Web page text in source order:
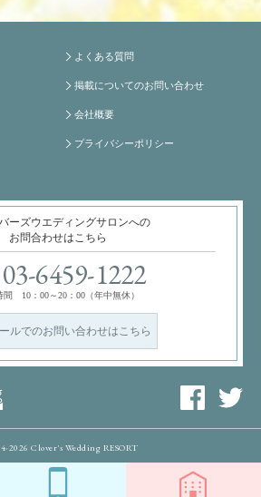
よくある質問
掲載についてのお問い合わせ
会社概要
プライバシーポリシー
ーズウエディングサロンへの
お問合わせはこちら
03-6459-1222
間 10：00～20：00（年中無休）
ルでのお問い合わせはこちら
2026 Clover's Wedding RESORT